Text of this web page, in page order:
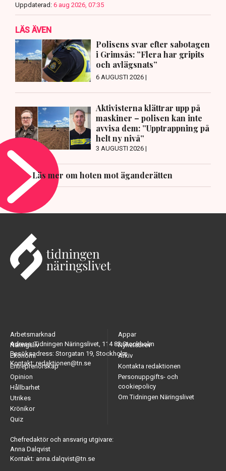
Uppdaterad: 6 aug 2026, 07:35
LÄS ÄVEN
Polisens svar efter sabotagen
i Grimsås: ”Flera har gripits
och avlägsnats”
6 AUGUSTI 2026 |
Aktivisterna klättrar upp på
maskiner – polisen kan inte
avvisa dem: ”Upptrappning på
helt ny nivå”
3 AUGUSTI 2026 |
Läs mer om hoten mot äganderätten
Adress: Tidningen Näringslivet, 114 82 Stockholm
Besöksadress: Storgatan 19, Stockholm
Kontakt: redaktionen@tn.se
Arbetsmarknad
Näringsliv
Ekonomi
Entreprenörskap
Opinion
Hållbarhet
Utrikes
Krönikor
Quiz
Appar
Nyhetsbrev
Arkiv
Kontakta redaktionen
Personuppgifts- och
cookiepolicy
Om Tidningen Näringslivet
Chefredaktör och ansvarig utgivare:
Anna Dalqvist
Kontakt: anna.dalqvist@tn.se